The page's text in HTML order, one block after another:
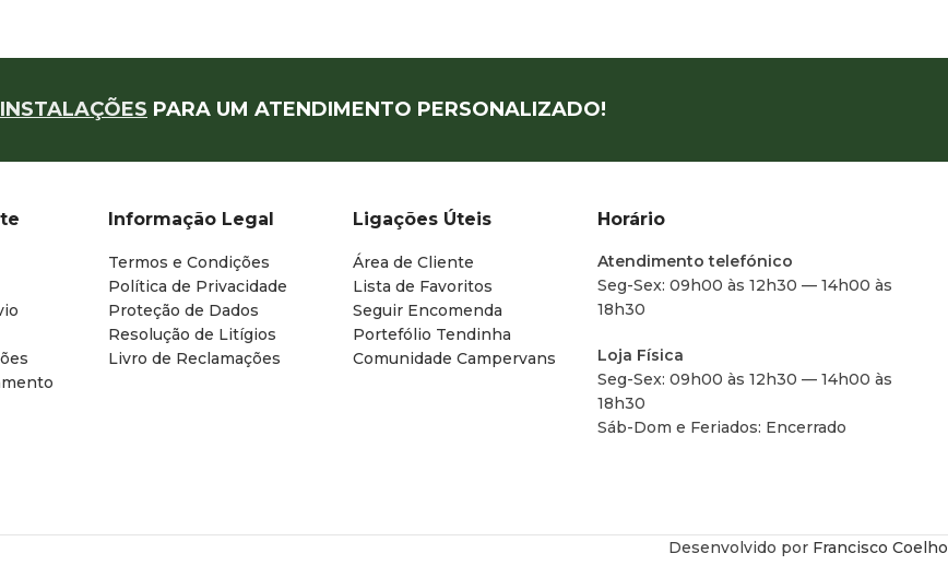
PARA UM ATENDIMENTO PERSONALIZADO!
Informação Legal
Termos e Condições
Política de Privacidade
Proteção de Dados
Resolução de Litígios
Livro de Reclamações
Ligações Úteis
Área de Cliente
Lista de Favoritos
Seguir Encomenda
Portefólio Tendinha
Comunidade Campervans
Horário
Atendimento telefónico
Seg-Sex: 09h00 às 12h30 — 14h00 às
18h30
Loja Física
Seg-Sex: 09h00 às 12h30 — 14h00 às
18h30
Sáb-Dom e Feriados: Encerrado
Desenvolvido por Francisco Coelho